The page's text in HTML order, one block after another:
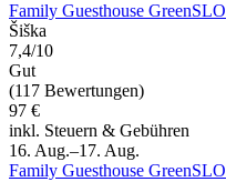
Family Guesthouse GreenSLO
Šiška
7,4/10
Gut
(117 Bewertungen)
97 €
inkl. Steuern & Gebühren
16. Aug.–17. Aug.
Family Guesthouse GreenSLO